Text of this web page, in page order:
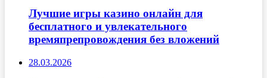
Лучшие игры казино онлайн для
бесплатного и увлекательного
времяпрепровождения без вложений
28.03.2026